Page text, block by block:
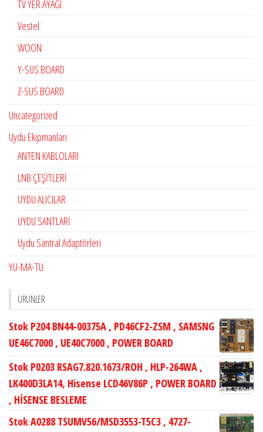
TV YER AYAĞI
Vestel
WOON
Y-SUS BOARD
Z-SUS BOARD
Uncategorized
Uydu Ekipmanları
ANTEN KABLOLARI
LNB ÇEŞİTLERİ
UYDU ALICILAR
UYDU SANTLARİ
Uydu Santral Adaptörleri
YU-MA-TU
ÜRÜNLER
Stok P204 BN44-00375A , PD46CF2-ZSM , SAMSNG
UE46C7000 , UE40C7000 , POWER BOARD
Stok P0203 RSAG7.820.1673/ROH , HLP-264WA ,
LK400D3LA14, Hisense LCD46V86P , POWER BOARD
, HİSENSE BESLEME
Stok A0288 TSUMV56/MSD3553-T5C3 , 4727-